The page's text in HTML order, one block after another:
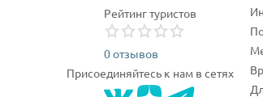
Рейтинг туристов
0 отзывов
Присоединяйтесь к нам в сетях